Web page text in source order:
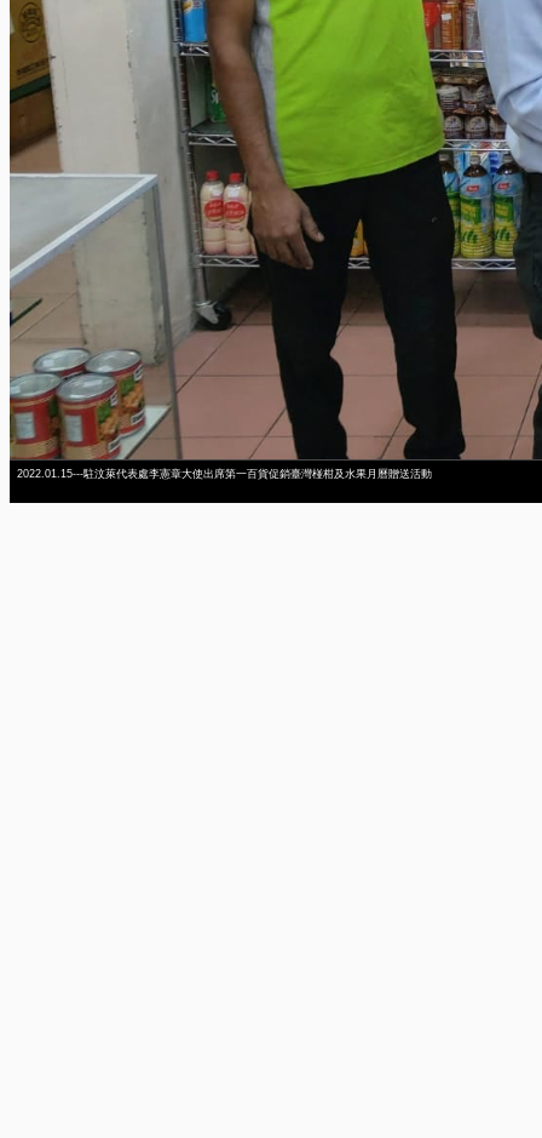
2022.01.15---駐汶萊代表處李憲章大使出席第一百貨促銷臺灣椪柑及水果月曆贈送活動